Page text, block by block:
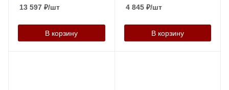
13 597 ₽/шт
В корзину
4 845₽/шт
В корзину